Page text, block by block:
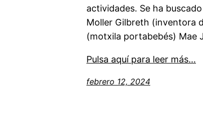
actividades. Se ha
Moller Gilbreth (inventora
(motxila portabebés) Mae
Pulsa aquí para leer más…
febrero 12, 2024